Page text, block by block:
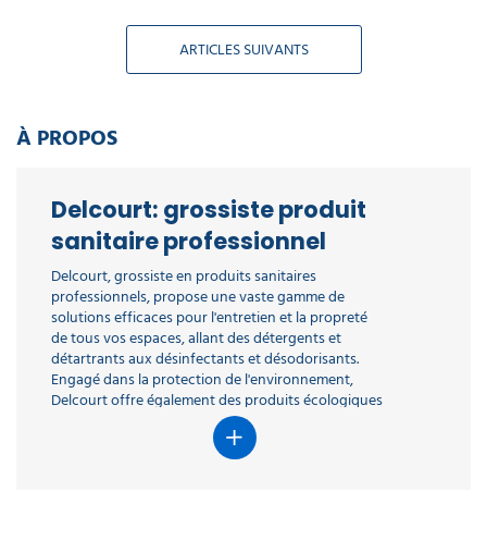
ARTICLES SUIVANTS
À PROPOS
Delcourt: grossiste produit
sanitaire professionnel
Delcourt, grossiste en produits sanitaires
professionnels, propose une vaste gamme de
solutions efficaces pour l'entretien et la propreté
de tous vos espaces, allant des détergents et
détartrants aux désinfectants et désodorisants.
Engagé dans la protection de l'environnement,
Delcourt offre également des produits écologiques
adaptés aux besoins des professionnels,
garantissant une hygiène impeccable tout en
respectant la planète. Avec des marques de